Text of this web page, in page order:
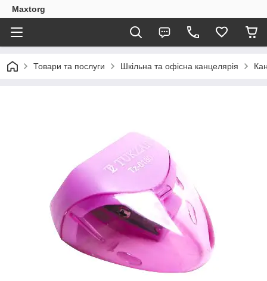
Maxtorg
Товари та послуги Шкільна та офісна канцелярія